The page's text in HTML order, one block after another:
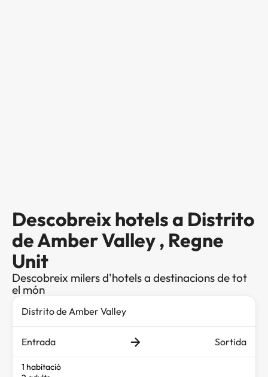
Descobreix hotels a Distrito
de Amber Valley , Regne
Unit
Descobreix milers d'hotels a destinacions de tot
el món
Entrada Sortida
1 habitació